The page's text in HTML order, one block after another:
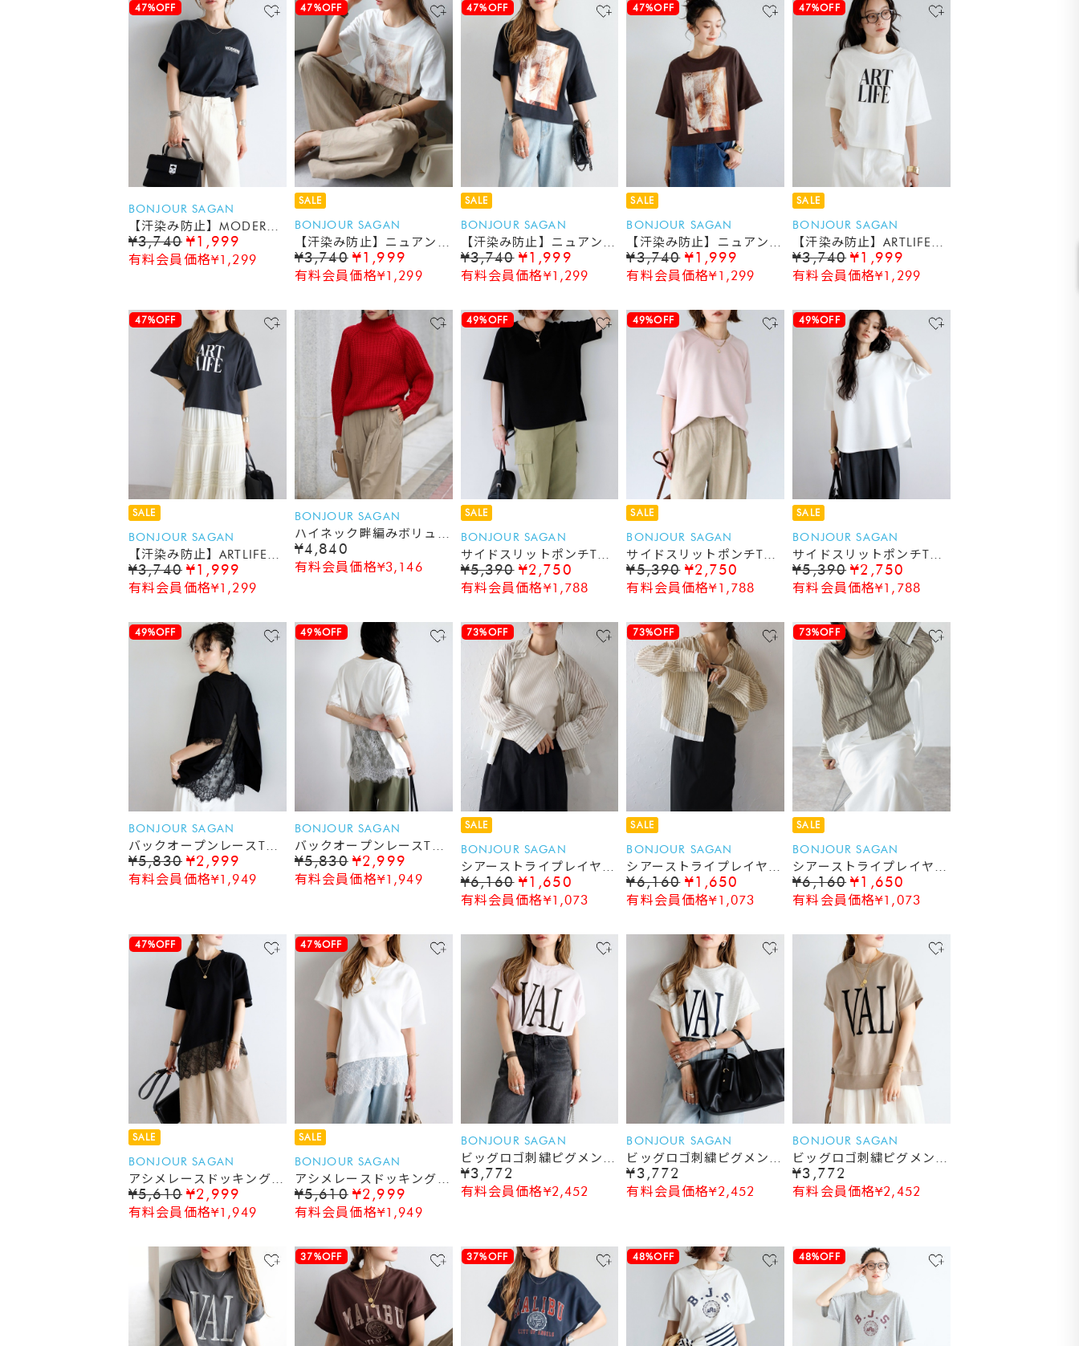
47%OFF
BONJOUR SAGAN
【汗染み防止】MODERN
LESS メッセージプリントT
シャツ
¥3,740 ¥1,999
有料会員価格¥1,299
47%OFF
SALE
BONJOUR SAGAN
【汗染み防止】ニュアンス
フォトTシャツ
¥3,740 ¥1,999
有料会員価格¥1,299
47%OFF
SALE
BONJOUR SAGAN
【汗染み防止】ニュアンス
フォトTシャツ
¥3,740 ¥1,999
有料会員価格¥1,299
47%OFF
SALE
BONJOUR SAGAN
【汗染み防止】ニュアンス
フォトTシャツ
¥3,740 ¥1,999
有料会員価格¥1,299
47%OFF
SALE
BONJOUR SAGAN
【汗染み防止】ARTLIFEロ
ゴTシャツ
¥3,740 ¥1,999
有料会員価格¥1,299
47%OFF
SALE
BONJOUR SAGAN
【汗染み防止】ARTLIFEロ
ゴTシャツ
¥3,740 ¥1,999
有料会員価格¥1,299
BONJOUR SAGAN
ハイネック畔編みボリュー
ムニット
¥4,840
有料会員価格¥3,146
49%OFF
SALE
BONJOUR SAGAN
サイドスリットポンチTシ
ャツ
¥5,390 ¥2,750
有料会員価格¥1,788
49%OFF
SALE
BONJOUR SAGAN
サイドスリットポンチTシ
ャツ
¥5,390 ¥2,750
有料会員価格¥1,788
49%OFF
SALE
BONJOUR SAGAN
サイドスリットポンチTシ
ャツ
¥5,390 ¥2,750
有料会員価格¥1,788
49%OFF
BONJOUR SAGAN
バックオープンレースTシ
ャツ
¥5,830 ¥2,999
有料会員価格¥1,949
49%OFF
BONJOUR SAGAN
バックオープンレースTシ
ャツ
¥5,830 ¥2,999
有料会員価格¥1,949
73%OFF
SALE
BONJOUR SAGAN
シアーストライプレイヤー
ド風シャツ
¥6,160 ¥1,650
有料会員価格¥1,073
73%OFF
SALE
BONJOUR SAGAN
シアーストライプレイヤー
ド風シャツ
¥6,160 ¥1,650
有料会員価格¥1,073
73%OFF
SALE
BONJOUR SAGAN
シアーストライプレイヤー
ド風シャツ
¥6,160 ¥1,650
有料会員価格¥1,073
47%OFF
SALE
BONJOUR SAGAN
アシメレースドッキング半
袖Tシャツ
¥5,610 ¥2,999
有料会員価格¥1,949
47%OFF
SALE
BONJOUR SAGAN
アシメレースドッキング半
袖Tシャツ
¥5,610 ¥2,999
有料会員価格¥1,949
BONJOUR SAGAN
ビッグロゴ刺繍ピグメント
スウェットTシャツ
¥3,772
有料会員価格¥2,452
BONJOUR SAGAN
ビッグロゴ刺繍ピグメント
スウェットTシャツ
¥3,772
有料会員価格¥2,452
BONJOUR SAGAN
ビッグロゴ刺繍ピグメント
スウェットTシャツ
¥3,772
有料会員価格¥2,452
37%OFF 37%OFF 48%OFF 48%OFF